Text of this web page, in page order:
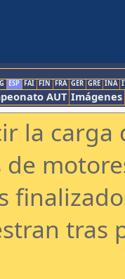
ESP FAI FIN FRA GER GRE INA
AUT Imágenes
la
tras